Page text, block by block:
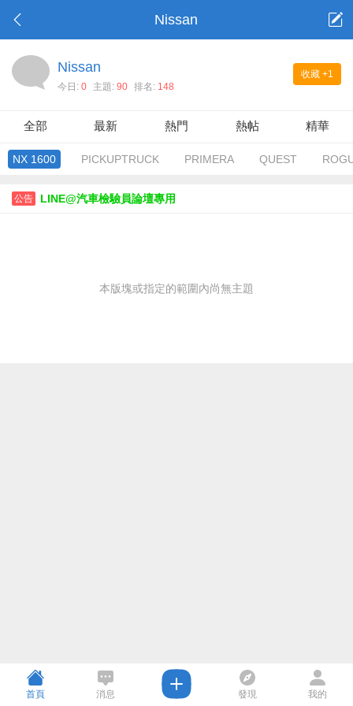
Nissan
收藏 +1
Nissan
今日: 0 主題: 90 排名: 148
全部 最新 熱門 熱帖 精華
NX 1600 PICKUPTRUCK PRIMERA QUEST
公告 LINE@汽車檢驗員論壇專用
本版塊或指定的範圍內尚無主題
首頁 消息 發現 我的